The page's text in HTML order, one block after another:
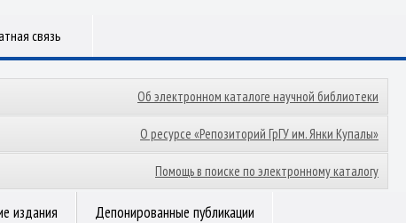
связь
Об электронном каталоге научной библиотеки
О ресурсе «Репозиторий ГрГУ им. Янки Купалы»
Помощь в поиске по электронному каталогу
издания Депонированные публикации